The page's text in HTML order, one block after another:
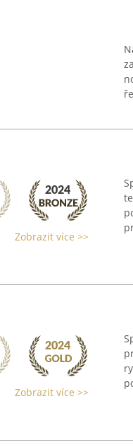
Zobrazit více >>
Zobrazit více >>